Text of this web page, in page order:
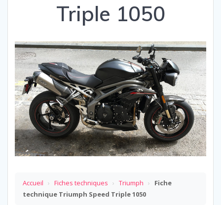
Triple 1050
Accueil › Fiches techniques › Triumph ›
Fiche
technique Triumph Speed Triple 1050